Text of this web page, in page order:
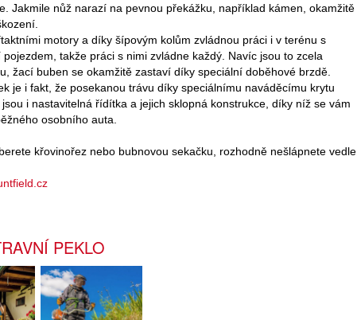
Jakmile nůž narazí na pevnou překážku, například kámen, okamžitě
motory a díky šípovým kolům zvládnou práci i v terénu s
takže práci s nimi zvládne každý. Navíc jsou to zcela
žací buben se okamžitě zastaví díky speciální doběhové brzdě.
je i fakt, že posekanou trávu díky speciálnímu naváděcímu krytu
i nastavitelná řídítka a jejich sklopná konstrukce, díky níž se vám
osobního auta.
křovinořez nebo bubnovou sekačku, rozhodně nešlápnete vedle.
PEKLO